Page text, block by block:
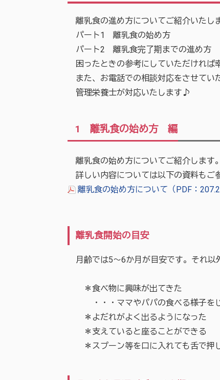
離乳食の進め方についてご紹介いたし
パート1 離乳食の始め方
パート2 離乳食完了期までの進め方
困ったときの参考にしていただければ
また、お電話での相談対応をさせてい
管理栄養士が対応いたします♪
1 離乳食の始め方 編
離乳食の始め方についてご紹介します。
詳しい内容については以下の資料もご
離乳食の始め方について（PDF：
離乳食開始の目安
月齢では5〜6か月が目安です。それ以
＊食べ物に興味が出てきた
・・・ママやパパの食べる様子をじ
＊よだれがよく出るようになった
＊支えていると座ることができる
＊スプーン等を口に入れても舌で押